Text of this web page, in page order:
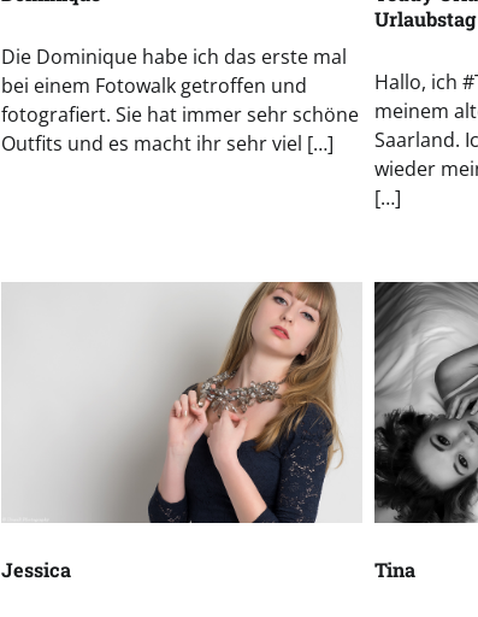
Die Dominique habe ich das erste mal
bei einem Fotowalk getroffen und
fotografiert. Sie hat immer sehr schöne
Outfits und es macht ihr sehr viel […]
Urlaubstag
Hallo, ich
meinem
Saarland.
wieder
[…]
Jessica Tina